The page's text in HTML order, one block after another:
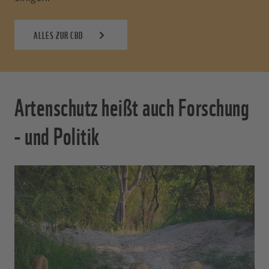
ALLES ZUR CBD
Artenschutz heißt auch Forschung
- und Politik